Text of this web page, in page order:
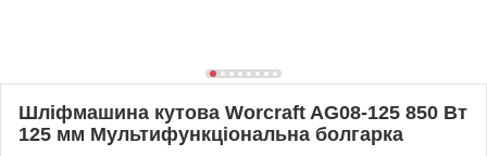
Шліфмашина кутова Worcraft AG08-125 850 Вт
125 мм Мультифункціональна болгарка